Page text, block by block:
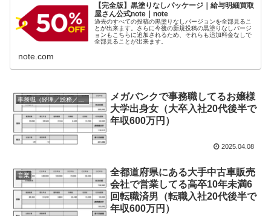
【完全版】黒塗りなしパッケージ｜給与明細買取
屋さん公式note｜note
過去のすべての投稿の黒塗りなしバージョンを全部見るこ
とが出来ます。さらに今後の新規投稿の黒塗りなしバージ
ョンもこちらに追加されるため、それらも追加料金なしで
全部見ることが出来ます。
note.com
メガバンクで事務職してるお嬢様
大学出身女（大卒入社20代後半で
年収600万円）
2025.04.08
営業
全都道府県にある大手中古車販売
会社で営業してる高卒10年未満6
回転職済男（転職入社20代後半で
年収600万円）